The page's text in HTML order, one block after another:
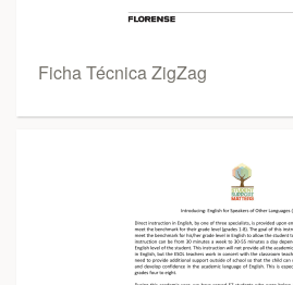
Ficha Técnica ZigZag